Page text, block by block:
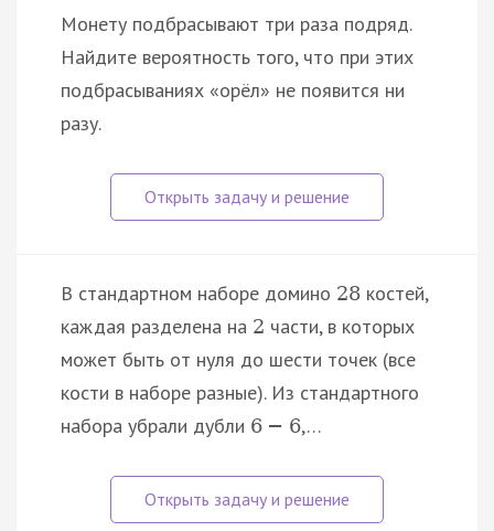
Монету подбрасывают три раза подряд.
Найдите вероятность того, что при этих
подбрасываниях «орёл» не появится ни
разу.
В стандартном наборе домино 28 костей,
каждая разделена на 2 части, в которых
может быть от нуля до шести точек (все
кости в наборе разные). Из стандартного
набора убрали дубли 6 − 6,…